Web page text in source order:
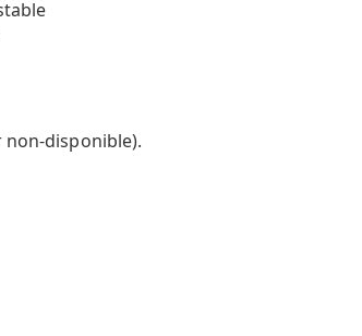
disponible).